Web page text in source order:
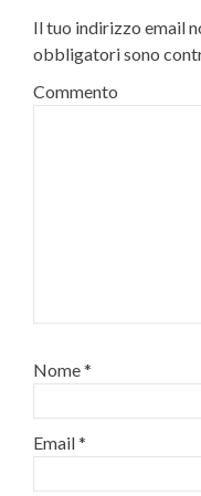
Il tuo indirizzo email
obbligatori sono
Commento
Nome*
Email*